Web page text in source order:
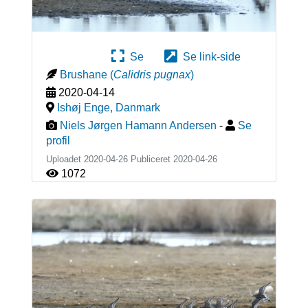
Se
Se link-side
Brushane (Calidris pugnax)
2020-04-14
Ishøj Enge, Danmark
Niels Jørgen Hamann Andersen -
Se
profil
Uploadet 2020-04-26 Publiceret 2020-04-26
1072